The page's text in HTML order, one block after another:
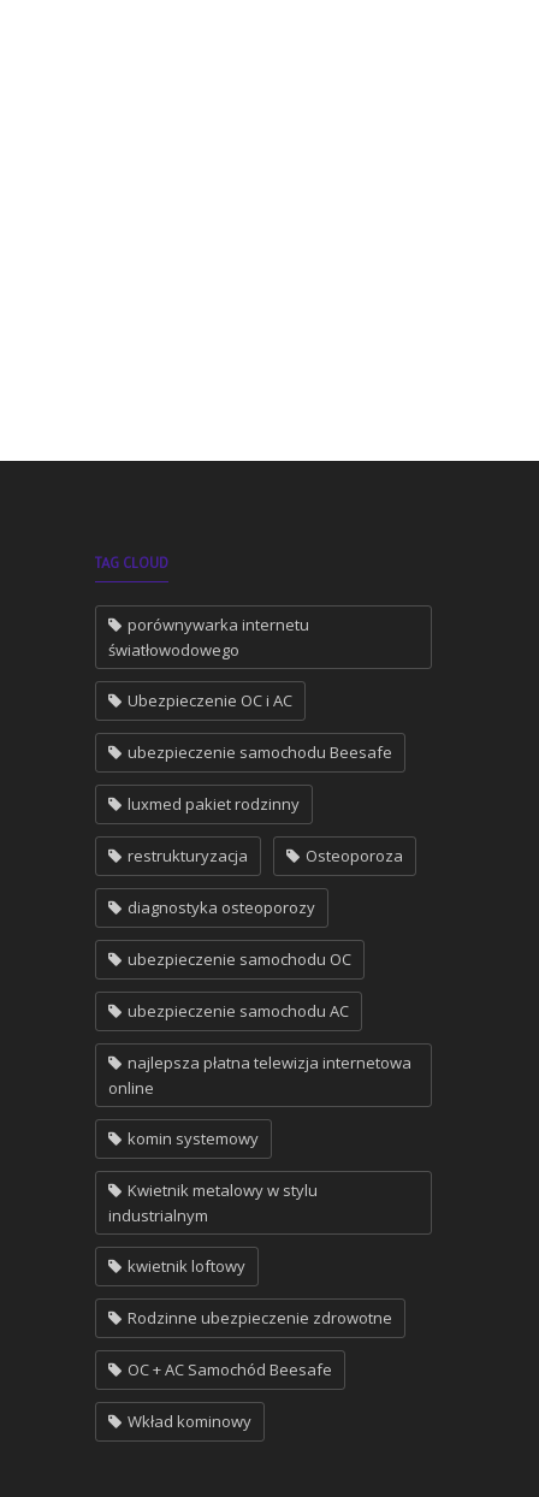
TAG CLOUD
porównywarka internetu
światłowodowego
Ubezpieczenie OC i AC
ubezpieczenie samochodu Beesafe
luxmed pakiet rodzinny
restrukturyzacja Osteoporoza
diagnostyka osteoporozy
ubezpieczenie samochodu OC
ubezpieczenie samochodu AC
najlepsza płatna telewizja internetowa
online
komin systemowy
Kwietnik metalowy w stylu
industrialnym
kwietnik loftowy
Rodzinne ubezpieczenie zdrowotne
OC + AC Samochód Beesafe
Wkład kominowy